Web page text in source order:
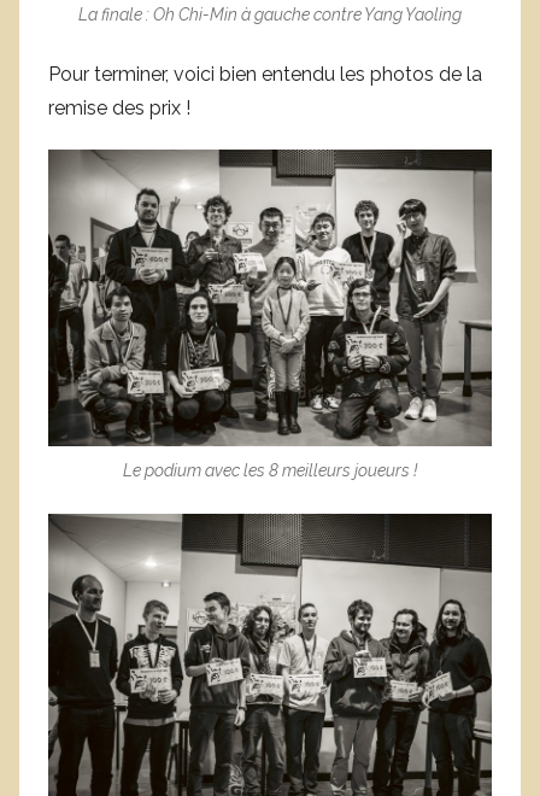
La finale : Oh Chi-Min à gauche contre Yang Yaoling
Pour terminer, voici bien entendu les photos de la
remise des prix !
Le podium avec les 8 meilleurs joueurs !